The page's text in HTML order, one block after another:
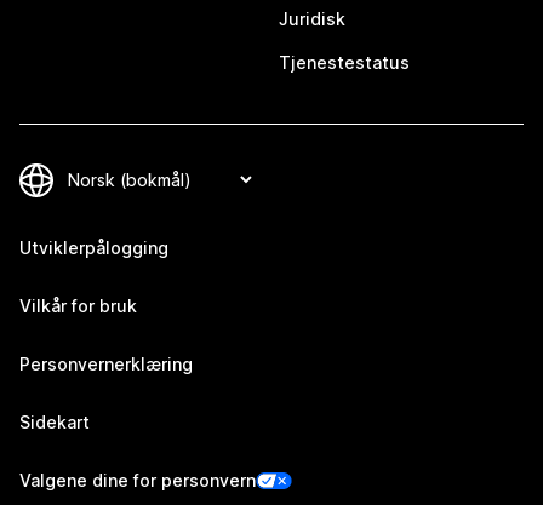
Juridisk
Tjenestestatus
Utviklerpålogging
Vilkår for bruk
Personvernerklæring
Sidekart
Valgene dine for personvern